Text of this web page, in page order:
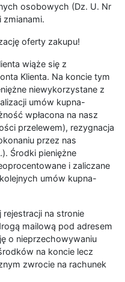
osobowych (Dz. U. Nr
oferty zakupu!
wiąże się z
Klienta. Na koncie tym
niewykorzystane z
umów kupna-
wpłacona na nasz
przelewem), rezygnacja
przez nas
Środki pieniężne
i zaliczane
umów kupna-
na stronie
mailową pod adresem
o nieprzechowywaniu
na koncie lecz
zwrocie na rachunek